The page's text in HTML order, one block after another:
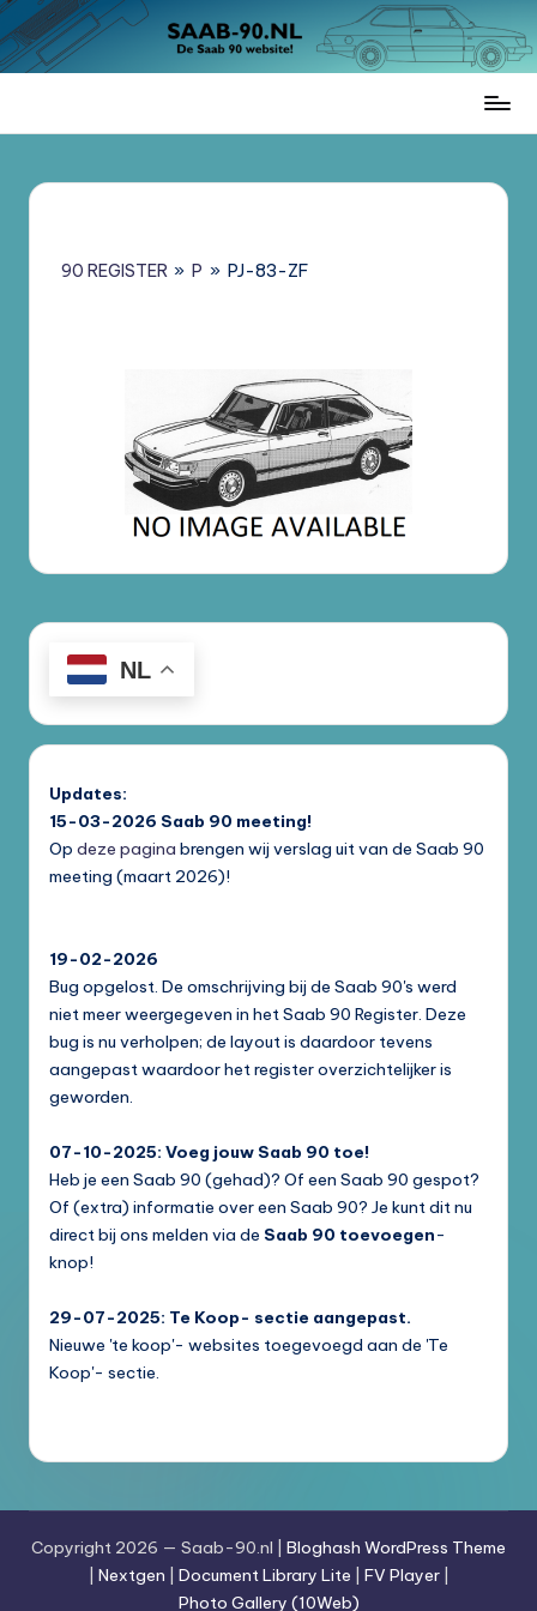
Ga
naar
inhoud
90 REGISTER » P » PJ-83-ZF
NL
Updates:
15-03-2026 Saab 90 meeting!
Op deze pagina brengen wij verslag uit van de Saab 90
meeting (maart 2026)!
19-02-2026
Bug opgelost. De omschrijving bij de Saab 90's werd
niet meer weergegeven in het Saab 90 Register. Deze
bug is nu verholpen; de layout is daardoor tevens
aangepast waardoor het register overzichtelijker is
geworden.
07-10-2025: Voeg jouw Saab 90 toe!
Heb je een Saab 90 (gehad)? Of een Saab 90 gespot?
Of (extra) informatie over een Saab 90? Je kunt dit nu
direct bij ons melden via de Saab 90 toevoegen-
knop!
29-07-2025: Te Koop- sectie aangepast.
Nieuwe 'te koop'- websites toegevoegd aan de 'Te
Koop'- sectie.
Copyright 2026 — Saab-90.nl | Bloghash WordPress Theme
Nextgen Document Library Lite FV Player|
Photo Gallery (10Web)